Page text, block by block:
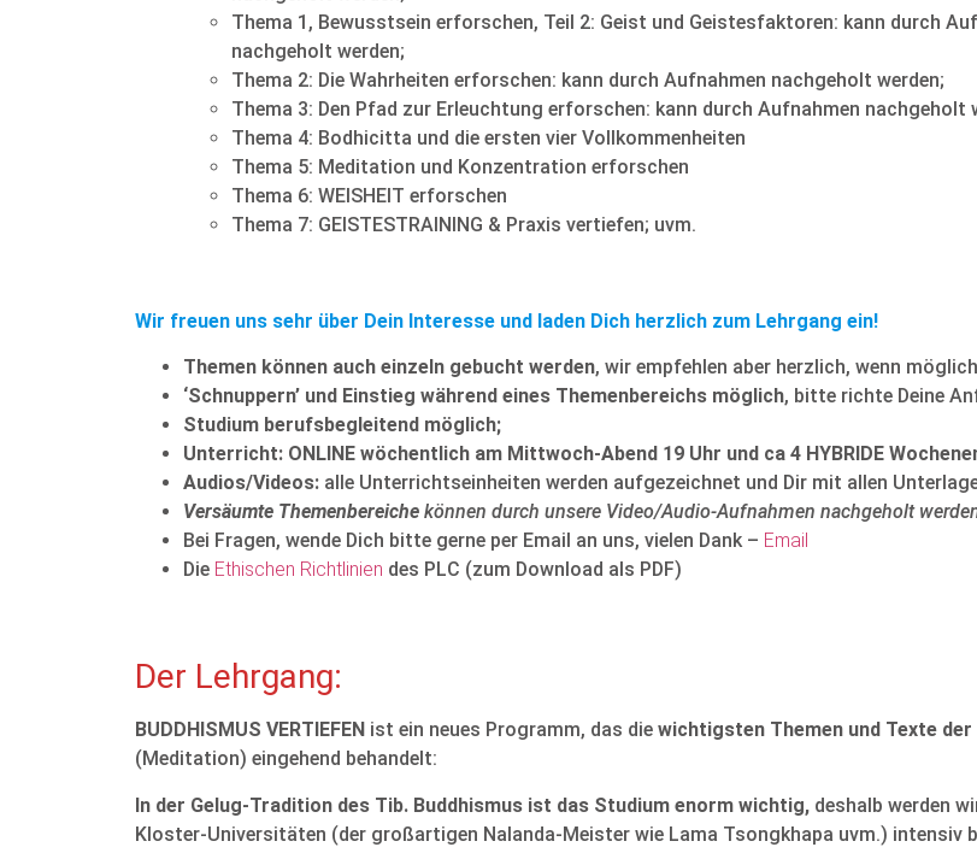
Thema 1, Bewusstsein erforschen, Teil 2: Geist und Geistesfaktoren: kann durch
nachgeholt werden;
Thema 2: Die Wahrheiten erforschen: kann durch Aufnahmen nachgeholt werden;
Thema 3: Den Pfad zur Erleuchtung erforschen: kann durch Aufnahmen nachgeholt
Thema 4: Bodhicitta und die ersten vier Vollkommenheiten
Thema 5: Meditation und Konzentration erforschen
Thema 6: WEISHEIT erforschen
Thema 7: GEISTESTRAINING & Praxis vertiefen; uvm.
Wir freuen uns sehr über Dein Interesse und laden Dich herzlich zum Lehrgang ein!
Themen können auch einzeln gebucht werden, wir empfehlen aber herzlich, wenn
‘Schnuppern’ und Einstieg während eines Themenbereichs möglich, bitte richte Deine
Studium berufsbegleitend möglich;
Unterricht: ONLINE wöchentlich am Mittwoch-Abend 19 Uhr und ca 4 HYBRIDE
Audios/Videos: alle Unterrichtseinheiten werden aufgezeichnet und Dir mit allen
Versäumte Themenbereiche können durch unsere Video/Audio-Aufnahmen nachgeholt
Bei Fragen, wende Dich bitte gerne per Email an uns, vielen Dank – Email
Die Ethischen Richtlinien des PLC (zum Download als PDF)
Der Lehrgang:
BUDDHISMUS VERTIEFEN ist ein neues Programm, das die wichtigsten Themen und Texte
(Meditation) eingehend behandelt:
In der Gelug-Tradition des Tib. Buddhismus ist das Studium enorm wichtig, deshalb werden
Kloster-Universitäten (der großartigen Nalanda-Meister wie Lama Tsongkhapa uvm.) intensiv